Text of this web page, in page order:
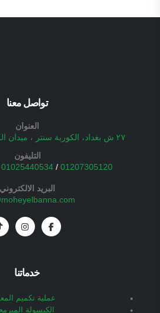
تواصل معنا
العنوان
٢٧ ش بغداد، الكوربة سنتر ، ميدان الكوربة ، مصر الجديدة
التليفون
01207305120
/
01025440534
البريد الالكتروني
خدماتنا
عملية تكميم
الكبسولة